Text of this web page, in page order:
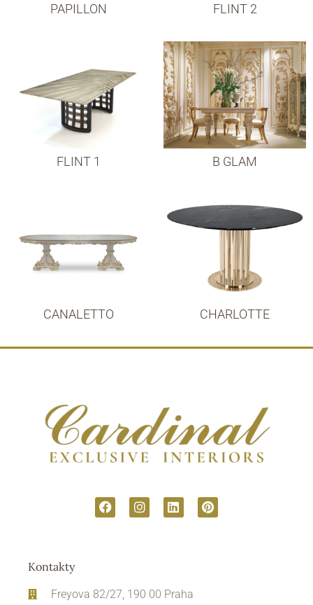
PAPILLON FLINT 2
FLINT 1 B GLAM
CANALETTO CHARLOTTE
Kontakty
Freyova 82/27, 190 00 Praha